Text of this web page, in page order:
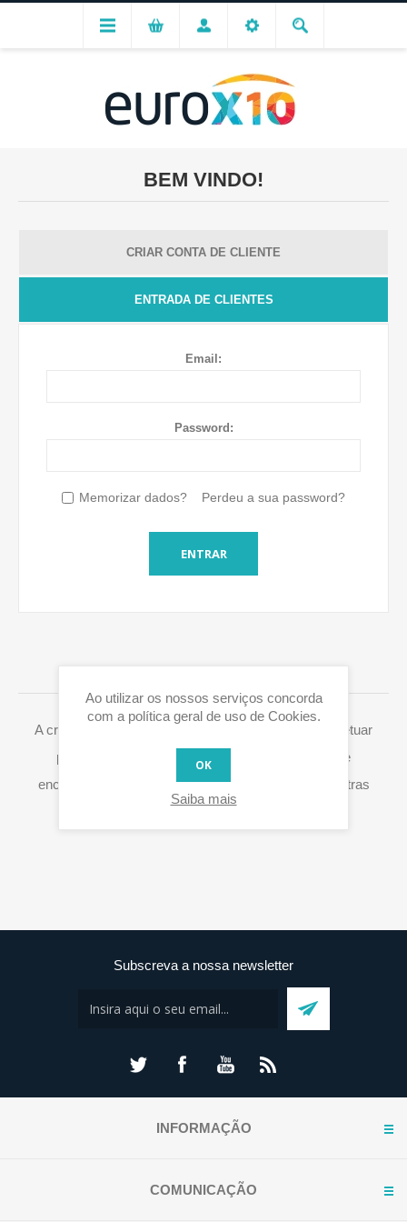
BEM VINDO!
CRIAR CONTA DE CLIENTE
ENTRADA DE CLIENTES
Email:
Password:
Memorizar dados? Perdeu a sua password?
ENTRAR
A criação de uma conta Eurox10.com permite-lhe efetuar
pedidos mais rapidamente, aceder ao histórico de
encomendas e processar de forma fácil RMA's e outras
Subscreva a nossa newsletter
INFORMAÇÃO
COMUNICAÇÃO
Ao utilizar os nossos serviços concorda
com a política geral de uso de Cookies.
OK
Saiba mais